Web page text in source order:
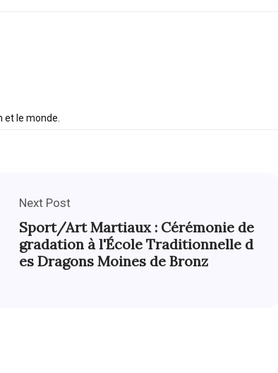
et le monde.
Next Post
Sport/Art Martiaux : Cérémonie de
gradation à l'École Traditionnelle d
es Dragons Moines de Bronz